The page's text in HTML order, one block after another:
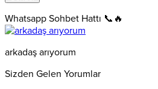
Whatsapp Sohbet Hattı 📞🔥
arkadaş arıyorum
Sizden Gelen Yorumlar